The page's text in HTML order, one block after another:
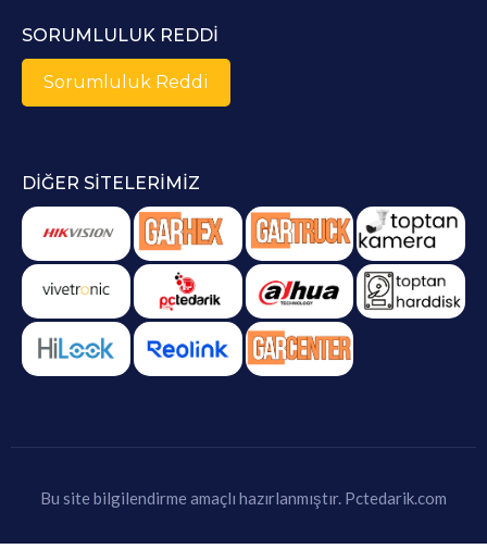
SORUMLULUK REDDI
Sorumluluk Reddi
DIĞER SITELERIMIZ
Bu site bilgilendirme amaçlı hazırlanmıştır. Pctedarik.com